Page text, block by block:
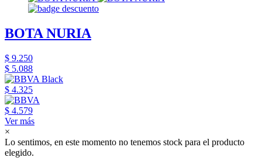
BOTA NURIA
$ 9.250
$ 5.088
$ 4.325
$ 4.579
Ver más
×
Lo sentimos, en este momento no tenemos stock para el producto
elegido.